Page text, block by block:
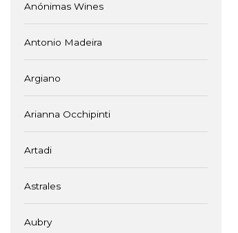
Anónimas Wines
Antonio Madeira
Argiano
Arianna Occhipinti
Artadi
Astrales
Aubry